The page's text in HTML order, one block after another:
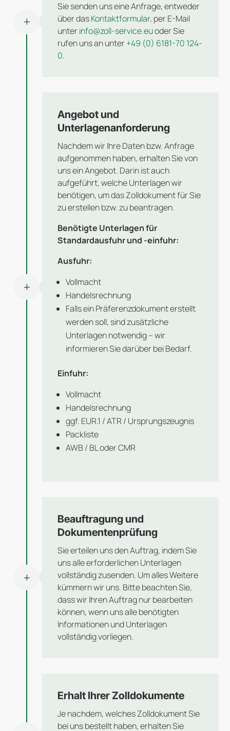
L
Sie senden uns eine Anfrage, entweder
über dasKontaktformular, per E-Mail
unter info@zoll-service.euoder Sie
rufen uns an unter +49 (0) 6181-70 124-
0.
L
Angebot und
Unterlagenanforderung
Nachdem wir Ihre Daten bzw. Anfrage
aufgenommen haben, erhalten Sie von
uns ein Angebot. Darin ist auch
aufgeführt, welche Unterlagen wir
benötigen, um das Zolldokument für Sie
zu erstellen bzw. zu beantragen.
Benötigte Unterlagen für
Standardausfuhr und -einfuhr:
Ausfuhr:
Vollmacht
Handelsrechnung
Falls ein Präferenzdokument erstellt
werden soll, sind zusätzliche
Unterlagen notwendig – wir
informieren Sie darüber bei Bedarf.
Einfuhr:
Vollmacht
Handelsrechnung
ggf. EUR.1 / ATR / Ursprungszeugnis
Packliste
AWB / BL oder CMR
L
Beauftragung und
Dokumentenprüfung
Sie erteilen uns den Auftrag, indem Sie
uns alle erforderlichen Unterlagen
vollständig zusenden. Um alles Weitere
kümmern wir uns. Bitte beachten Sie,
dass wir Ihren Auftrag nur bearbeiten
können, wenn uns alle benötigten
Informationen und Unterlagen
vollständig vorliegen.
Erhalt Ihrer Zolldokumente
Je nachdem, welches Zolldokument Sie
bei uns bestellt haben, erhalten Sie